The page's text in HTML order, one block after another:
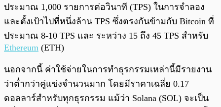
ประมาณ 1,000 รายการต่อวินาที (TPS) ในการจำลอง
และตั้งเป้าไปที่หนึ่งล้าน TPS ซึ่งตรงกันข้ามกับ Bitcoin ที่
ประมาณ 8-10 TPS และ ระหว่าง 15 ถึง 45 TPS สำหรับ
Ethereum (ETH)
นอกจากนี้ ค่าใช้จ่ายในการทำธุรกรรมเหล่านี้มีรายงาน
ว่าต่ำกว่าคู่แข่งจำนวนมาก โดยมีราคาเฉลี่ย 0.17
ดอลลาร์สำหรับทุกธุรกรรม แม้ว่า Solana (SOL) จะเป็น